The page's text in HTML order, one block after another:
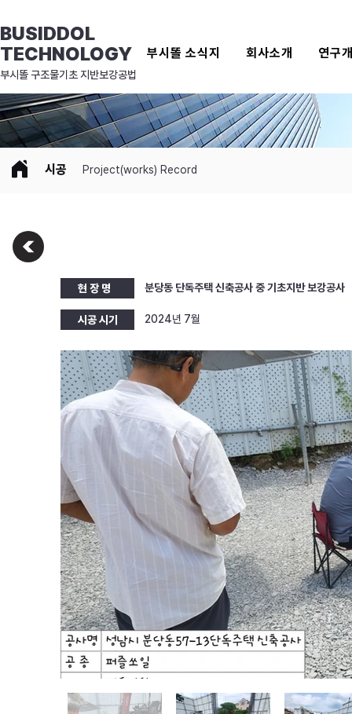
BUSIDDOL
TECHNOLOGY
부시똘 소식지 회사소개 연구
​부시똘 구조물기초 지반보강공법
시공 Project(works) Record
현 장 명 분당동 단독주택 신축공사 중 기초지반 보강공사
시공 시기 2024년 7월